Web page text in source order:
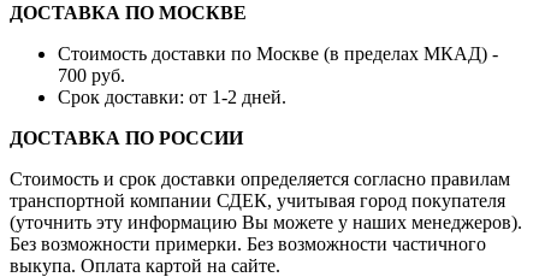
ДОСТАВКА ПО МОСКВЕ
Стоимость доставки по Москве (в пределах МКАД) -
700 руб.
Срок доставки: от 1-2 дней.
ДОСТАВКА ПО РОССИИ
Стоимость и срок доставки определяется согласно правилам
транспортной компании СДЕК, учитывая город покупателя
(уточнить эту информацию Вы можете у наших менеджеров).
Без возможности примерки. Без возможности частичного
выкупа. Оплата картой на сайте.